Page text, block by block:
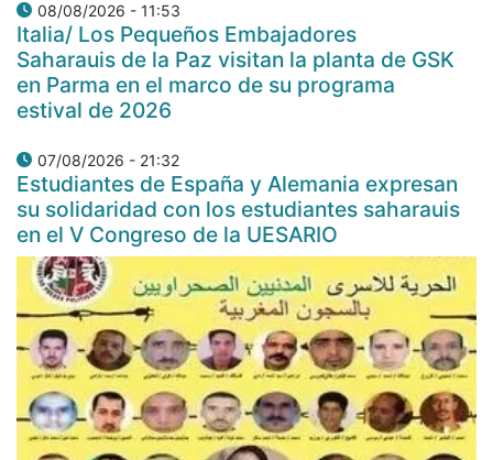
08/08/2026 - 11:53
Italia/ Los Pequeños Embajadores
Saharauis de la Paz visitan la planta de GSK
en Parma en el marco de su programa
estival de 2026
07/08/2026 - 21:32
Estudiantes de España y Alemania expresan
su solidaridad con los estudiantes saharauis
en el V Congreso de la UESARIO